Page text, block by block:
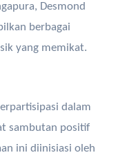
Desmond
berbagai
yang memikat.
dalam
sambutan positif
ini diinisiasi oleh